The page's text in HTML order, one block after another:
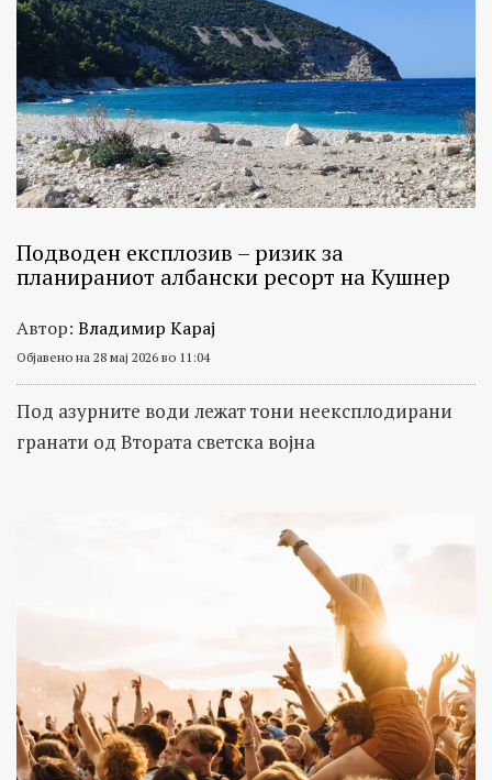
Подводен експлозив – ризик за
планираниот албански ресорт на Кушнер
Автор: Владимир Карај
Објавено на 28 мај 2026 во 11:04
Под азурните води лежат тони неексплодирани
гранати од Втората светска војна